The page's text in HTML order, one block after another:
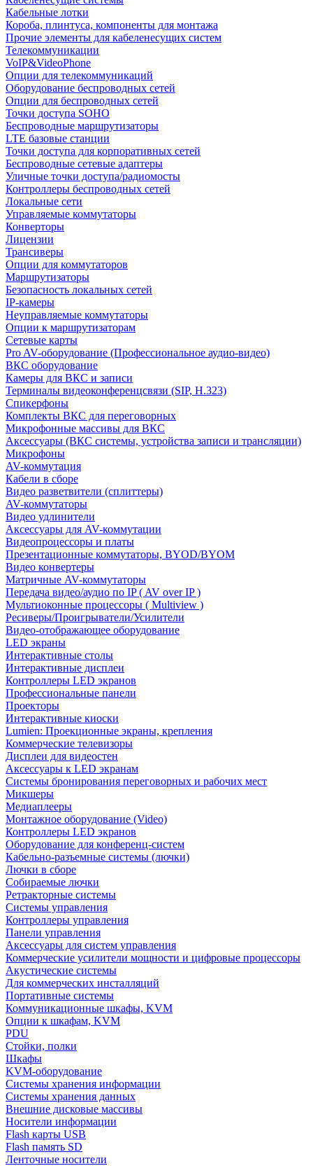
Кабельные лотки
Короба, плинтуса, компоненты для монтажа
Прочие элементы для кабеленесущих систем
Телекоммуникации
VoIP&VideoPhone
Опции для телекоммуникаций
Оборудование беспроводных сетей
Опции для беспроводных сетей
Точки доступа SOHO
Беспроводные маршрутизаторы
LTE базовые станции
Точки доступа для корпоративных сетей
Беспроводные сетевые адаптеры
Уличные точки доступа/радиомосты
Контроллеры беспроводных сетей
Локальные сети
Управляемые коммутаторы
Конверторы
Лицензии
Трансиверы
Опции для коммутаторов
Маршрутизаторы
Безопасность локальных сетей
IP-камеры
Неуправляемые коммутаторы
Опции к маршрутизаторам
Сетевые карты
Pro AV-оборудование (Профессиональное аудио-видео)
ВКС оборудование
Камеры для ВКС и записи
Терминалы видеоконференцсвязи (SIP, H.323)
Спикерфоны
Комплекты ВКС для переговорных
Микрофонные массивы для ВКС
Аксессуары (ВКС системы, устройства записи и трансляции)
Микрофоны
AV-коммутация
Кабели в сборе
Видео разветвители (сплиттеры)
AV-коммутаторы
Видео удлинители
Аксессуары для AV-коммутации
Видеопроцессоры и платы
Презентационные коммутаторы, BYOD/BYOM
Видео конвертеры
Матричные AV-коммутаторы
Передача видео/аудио по IP ( AV over IP )
Мультиоконные процессоры ( Multiview )
Ресиверы/Проигрыватели/Усилители
Видео-отображающее оборудование
LED экраны
Интерактивные столы
Интерактивные дисплеи
Контроллеры LED экранов
Профессиональные панели
Проекторы
Интерактивные киоски
Lumien: Проекционные экраны, крепления
Коммерческие телевизоры
Дисплеи для видеостен
Аксессуары к LED экранам
Системы бронирования переговорных и рабочих мест
Микшеры
Медиаплееры
Монтажное оборудование (Video)
Контроллеры LED экранов
Оборудование для конференц-систем
Кабельно-разъемные системы (лючки)
Лючки в сборе
Собираемые лючки
Ретракторные системы
Системы управления
Контроллеры управления
Панели управления
Аксессуары для систем управления
Коммерческие усилители мощности и цифровые процессоры
Акустические системы
Для коммерческих инсталляций
Портативные системы
Коммуникационные шкафы, KVM
Опции к шкафам, KVM
PDU
Стойки, полки
Шкафы
KVM-оборудование
Системы хранения информации
Системы хранения данных
Внешние дисковые массивы
Носители информации
Flash карты USB
Flash память SD
Ленточные носители